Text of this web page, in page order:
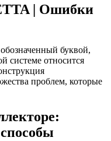
| Ошибки
буквой,
системе относится
проблем, которые